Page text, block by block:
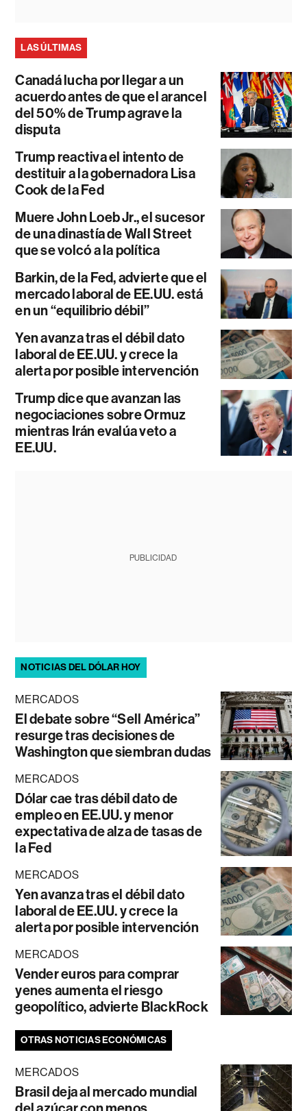
LAS ÚLTIMAS
Canadá lucha por llegar a un
acuerdo antes de que el arancel
del 50% de Trump agrave la
disputa
Trump reactiva el intento de
destituir a la gobernadora Lisa
Cook de la Fed
Muere John Loeb Jr., el sucesor
de una dinastía de Wall Street
que se volcó a la política
Barkin, de la Fed, advierte que el
mercado laboral de EE.UU. está
en un “equilibrio débil”
Yen avanza tras el débil dato
laboral de EE.UU. y crece la
alerta por posible intervención
Trump dice que avanzan las
negociaciones sobre Ormuz
mientras Irán evalúa veto a
EE.UU.
PUBLICIDAD
NOTICIAS DEL DÓLAR HOY
MERCADOS
El debate sobre “Sell América”
resurge tras decisiones de
Washington que siembran dudas
MERCADOS
Dólar cae tras débil dato de
empleo en EE.UU. y menor
expectativa de alza de tasas de
la Fed
MERCADOS
Yen avanza tras el débil dato
laboral de EE.UU. y crece la
alerta por posible intervención
MERCADOS
Vender euros para comprar
yenes aumenta el riesgo
geopolítico, advierte BlackRock
OTRAS NOTICIAS ECONÓMICAS
MERCADOS
Brasil deja al mercado mundial